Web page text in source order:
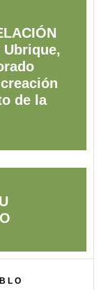
de la